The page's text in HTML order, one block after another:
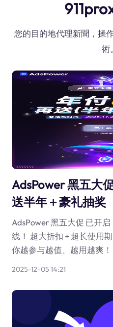
您的目的地代理新聞，操
術。
AdsPower 黑五大
送半年＋豪礼抽奖
AdsPower 黑五大促 已开
线！ 超大折扣 + 超长使用
你越参与越值、越用越爽！
2025-12-05 14:21